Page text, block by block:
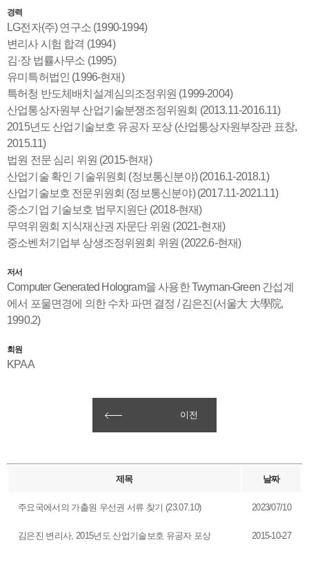
경력
LG전자(주) 연구소 (1990-1994)
변리사 시험 합격 (1994)
김·장 법률사무소 (1995)
유미특허법인 (1996-현재)
특허청 반도체배치설계심의조정위원 (1999-2004)
산업통상자원부 산업기술분쟁조정위원회 (2013.11-2016.11)
2015년도 산업기술보호 유공자 포상 (산업통상자원부장관 표창,
2015.11)
법원 전문 심리 위원 (2015-현재)
산업기술 확인 기술위원회 (정보통신분야) (2016.1-2018.1)
산업기술보호 전문위원회 (정보통신분야) (2017.11-2021.11)
중소기업 기술보호 법무지원단 (2018-현재)
무역위원회 지식재산권 자문단 위원 (2021-현재)
중소벤처기업부 상생조정위원회 위원 (2022.6-현재)
저서
Computer Generated Hologram을 사용한 Twyman-Green 간섭계
에서 포물면경에 의한 수차 파면 결정 / 김은진(서울大 大學院,
1990.2)
회원
KPAA
이전
제목 날짜
주요국에서의 가출원 우선권 서류 찾기 (23.07.10) 2023/07/10
김은진 변리사, 2015년도 산업기술보호 유공자 포상 2015-10-27